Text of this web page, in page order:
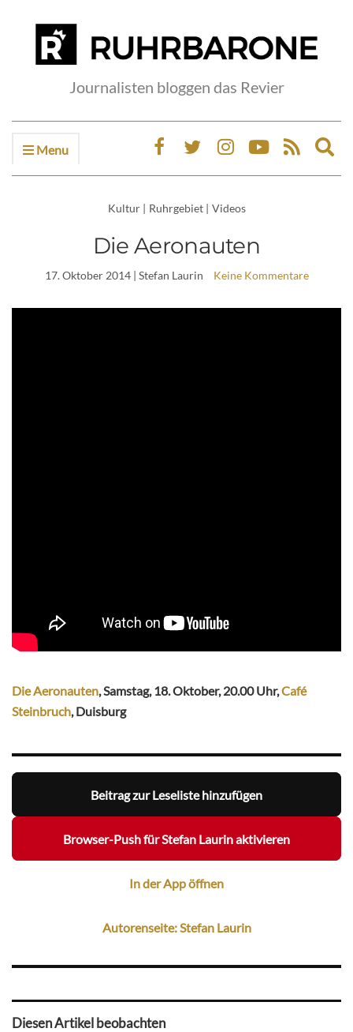
Journalisten bloggen das Revier
Menu
Kultur | Ruhrgebiet | Videos
Die Aeronauten
17. Oktober 2014| Stefan Laurin Keine Kommentare
Die Aeronauten, Samstag, 18. Oktober, 20.00 Uhr,Café
Steinbruch, Duisburg
Beitrag zur Leseliste hinzufügen
Browser-Push für Stefan Laurin aktivieren
In der App öffnen
Autorenseite: Stefan Laurin
Diesen Artikel beobachten